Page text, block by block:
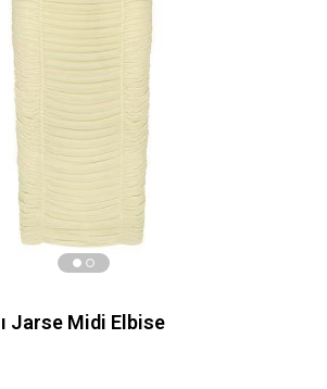
Jarse Midi Elbise